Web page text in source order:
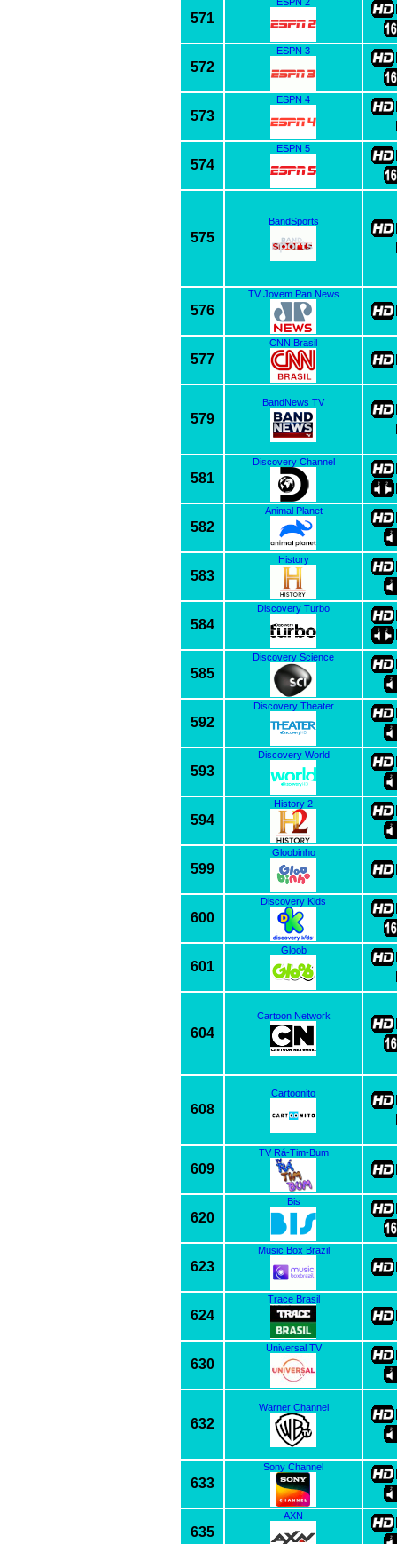
571
572
ESPN 3
573
ESPN 4
574
ESPN 5
575
BandSports
576
TV Jovem Pan News
577
CNN Brasil
579
BandNews TV
581
Discovery Channel
582
Animal Planet
583
History
584
Discovery Turbo
585
Discovery Science
592
Discovery Theater
593
Discovery World
594
History 2
599
Gloobinho
600
Discovery Kids
601
Gloob
604
Cartoon Network
608
Cartoonito
609
TV Rá-Tim-Bum
620
Bis
623
Music Box Brazil
624
Trace Brasil
630
Universal TV
632
Warner Channel
633
Sony Channel
635
AXN